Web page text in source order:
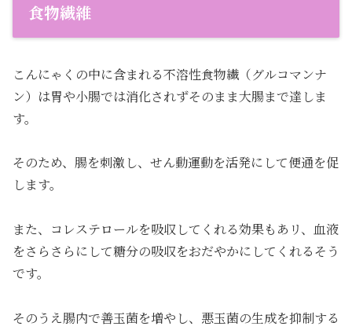
食物繊維
こんにゃくの中に含まれる不溶性食物繊（グルコマンナ
ン）は胃や小腸では消化されずそのまま大腸まで達しま
す。
そのため、腸を刺激し、せん動運動を活発にして便通を促
します。
また、コレステロールを吸収してくれる効果もあリ、血液
をさらさらにして糖分の吸収をおだやかにしてくれるそう
です。
そのうえ腸内で善玉菌を増やし、悪玉菌の生成を抑制する